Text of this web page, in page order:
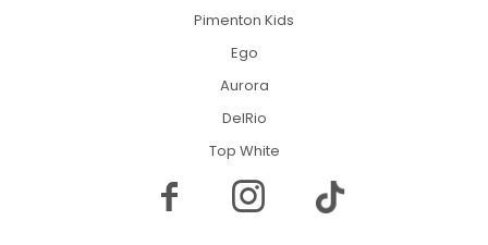
Pimenton Kids
Ego
Aurora
DelRio
Top White
 